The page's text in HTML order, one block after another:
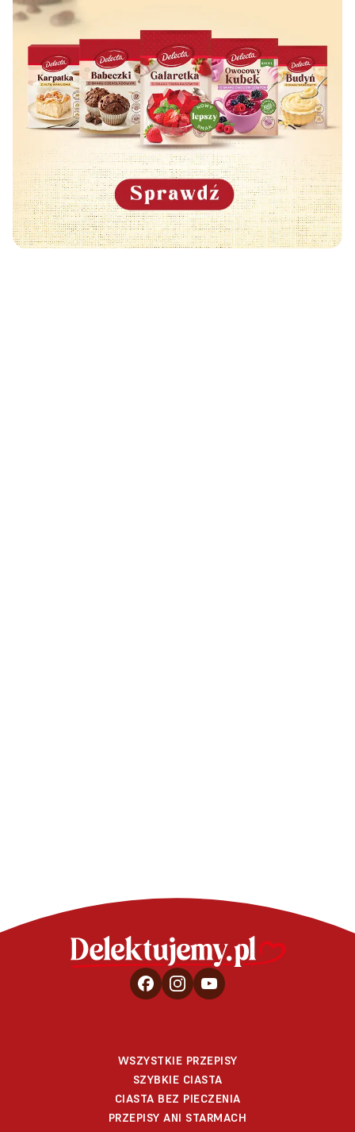
WSZYSTKIE PRZEPISY
SZYBKIE CIASTA
CIASTA BEZ PIECZENIA
PRZEPISY ANI STARMACH